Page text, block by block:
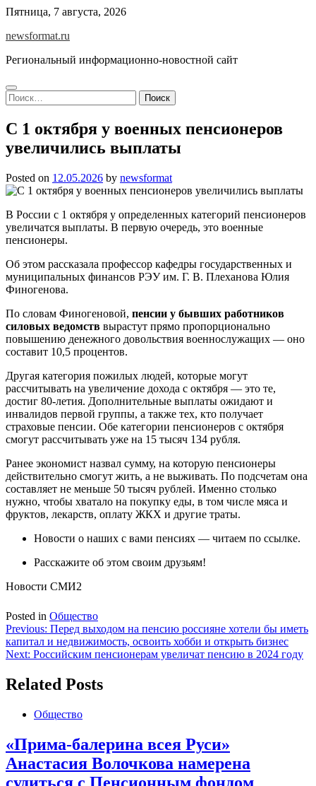
Skip
content
Пятница, 7 августа, 2026
newsformat.ru
Региональный информационно-новостной сайт
Найти:
С 1 октября у военных пенсионеров
увеличились выплаты
Posted on 12.05.2026 by newsformat
В России с 1 октября у определенных категорий пенсионеров
увеличатся выплаты. В первую очередь, это военные
пенсионеры.
Об этом рассказала профессор кафедры государственных и
муниципальных финансов РЭУ им. Г. В. Плеханова Юлия
Финогенова.
По словам Финогеновой, пенсии у бывших работников
силовых ведомств вырастут прямо пропорционально
повышению денежного довольствия военнослужащих — оно
составит 10,5 процентов.
Другая категория пожилых людей, которые могут
рассчитывать на увеличение дохода с октября — это те,
достиг 80-летия. Дополнительные выплаты ожидают и
инвалидов первой группы, а также тех, кто получает
страховые пенсии. Обе категории пенсионеров с октября
смогут рассчитывать уже на 15 тысяч 134 рубля.
Ранее экономист назвал сумму, на которую пенсионеры
действительно смогут жить, а не выживать. По подсчетам она
составляет не меньше 50 тысяч рублей. Именно столько
нужно, чтобы хватало на покупку еды, в том числе мяса и
фруктов, лекарств, оплату ЖКХ и другие траты.
Новости о наших с вами пенсиях — читаем по ссылке.
Расскажите об этом своим друзьям!
Новости СМИ2
Posted in Общество
Навигация
по
Previous: Перед выходом на пенсию россияне хотели бы иметь
капитал и недвижимость, освоить хобби и открыть бизнес
Next: Российским пенсионерам увеличат пенсию в 2024 году
Related Posts
Общество
«Прима-балерина всея Руси»
Анастасия Волочкова намерена
судиться с Пенсионным фондом